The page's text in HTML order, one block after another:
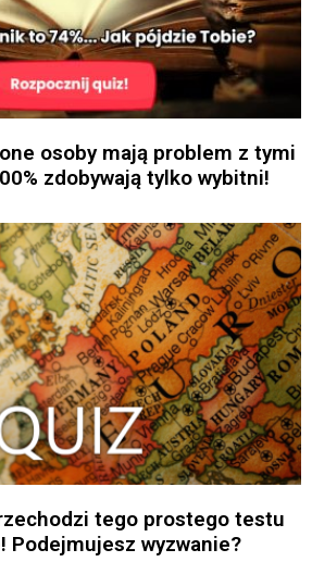
osoby mają problem z tymi
zdobywają tylko wybitni!
tego prostego testu
Podejmujesz wyzwanie?